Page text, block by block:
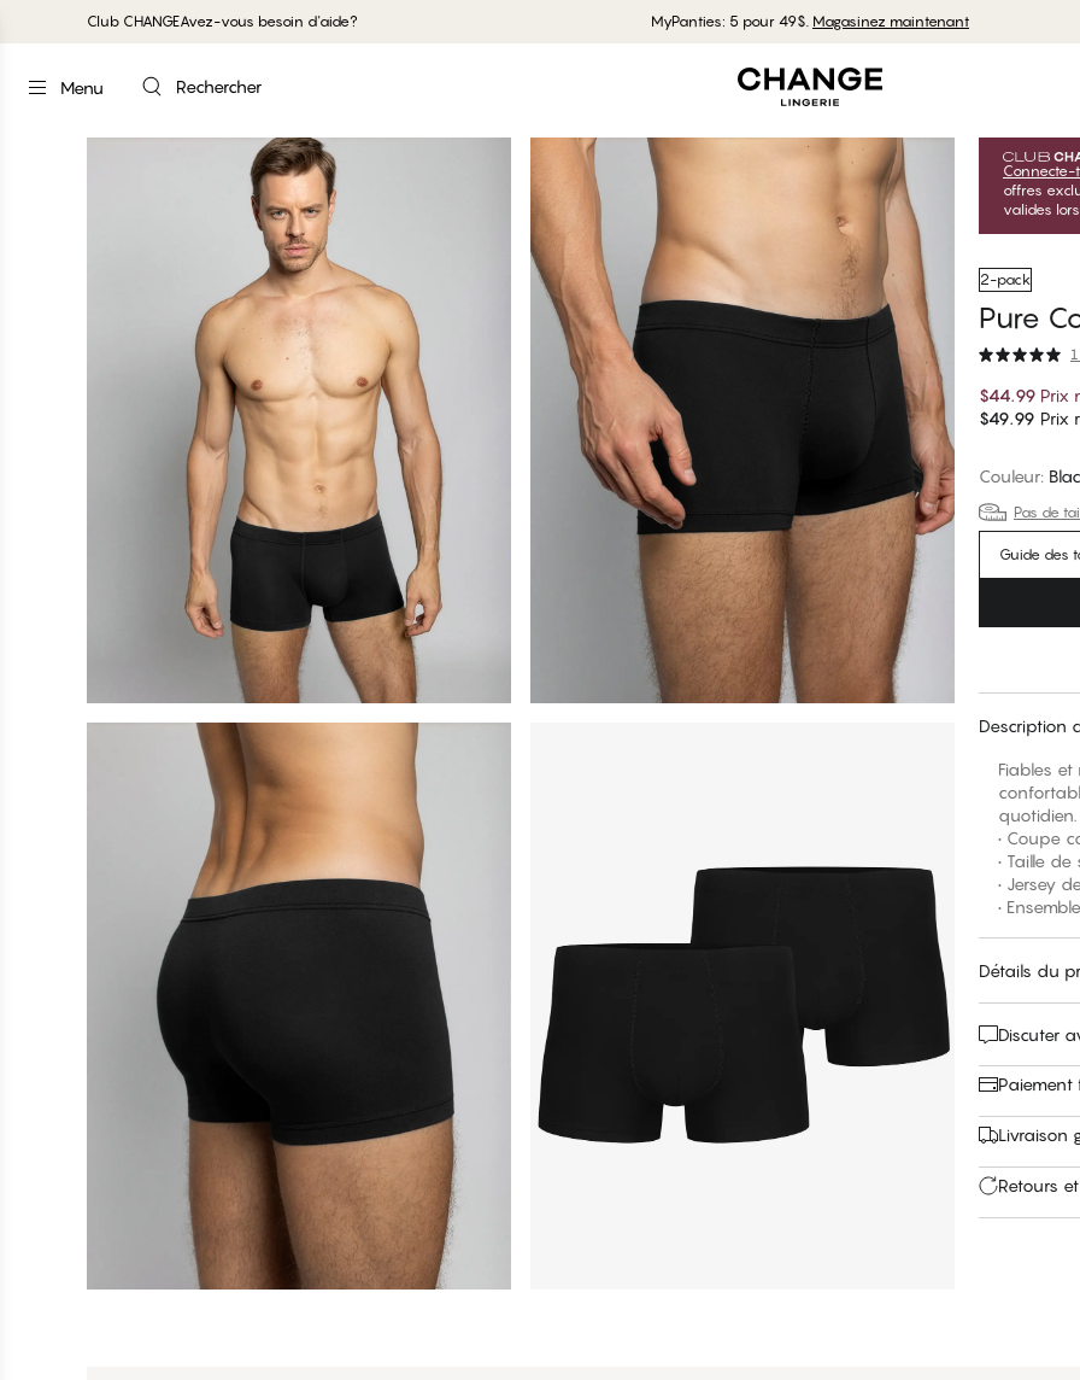
Club CHANGEAvez-vous besoin d'aide? MyPanties: 5 pour 49$. Magasinez maintenant
Menu Rechercher
Connecte-
offres
valides
2-pack
Pure
$44.99 Prix
$49.99 Prix
Couleur:
Pas de
Guide des
Description
Fiables
quotidien.
• Coupe
• Taille
• Jersey
•
Détails du
Discuter
Paiement
Livraison
Retours